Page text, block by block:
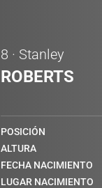
8 · Stanley
ROBERTS
POSICIÓN
ALTURA
FECHA NACIMIENTO
LUGAR NACIMIENTO